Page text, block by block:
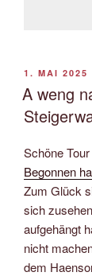
AM
1. MAI 2025
A weng
Schöne
Begonnen
Zum Glück
sich
aufgehängt
nicht
dem